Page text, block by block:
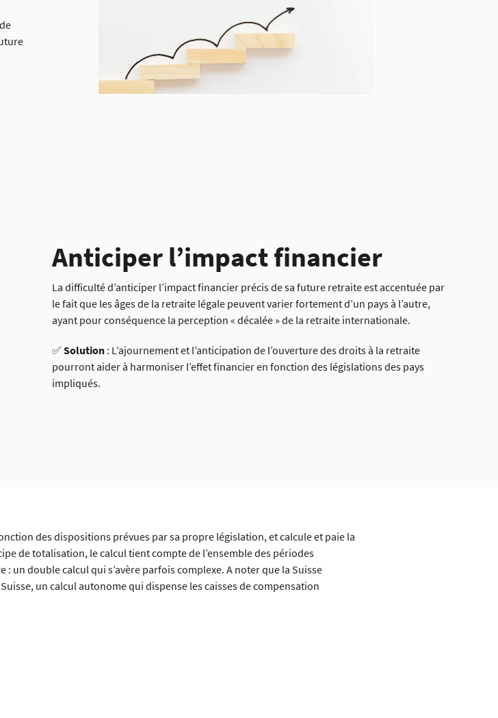
Anticiper l’impact financier
La difficulté d’anticiper l’impact financier précis de sa future retraite est accentuée par
le fait que les âges de la retraite légale peuvent varier fortement d’un pays à l’autre,
ayant pour conséquence la perception « décalée » de la retraite internationale.
✅ Solution : L’ajournement et l’anticipation de l’ouverture des droits à la retraite
pourront aider à harmoniser l’effet financier en fonction des législations des pays
impliqués.
des dispositions prévues par sa propre législation, et calcule et paie la
de totalisation, le calcul tient compte de l’ensemble des périodes
un double calcul qui s’avère parfois complexe. A noter que la Suisse
un calcul autonome qui dispense les caisses de compensation